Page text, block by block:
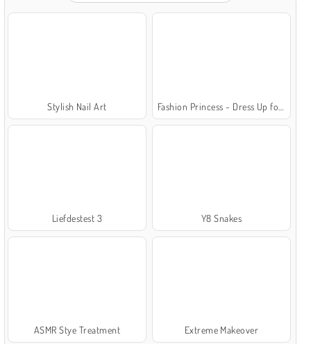
Stylish Nail Art
Liefdestest 3 Y8 Snakes
ASMR Stye Treatment Extreme Makeover